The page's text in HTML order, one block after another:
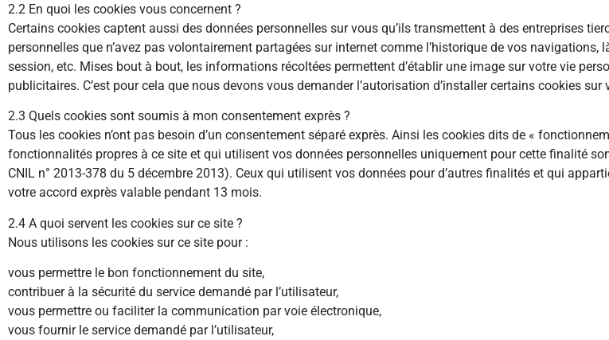
2.2 En quoi les cookies vous concernent ?
Certains cookies captent aussi des données personnelles sur vous qu’ils transmettent à des entreprises
personnelles que n’avez pas volontairement partagées sur internet comme l’historique de vos
session, etc. Mises bout à bout, les informations récoltées permettent d’établir une image sur votre vie
publicitaires. C’est pour cela que nous devons vous demander l’autorisation d’installer certains cookies sur
2.3 Quels cookies sont soumis à mon consentement exprès ?
Tous les cookies n’ont pas besoin d’un consentement séparé exprès. Ainsi les cookies dits de «
fonctionnalités propres à ce site et qui utilisent vos données personnelles uniquement pour cette finalité
CNIL n° 2013-378 du 5 décembre 2013). Ceux qui utilisent vos données pour d’autres finalités et qui
votre accord exprès valable pendant 13 mois.
2.4 A quoi servent les cookies sur ce site ?
Nous utilisons les cookies sur ce site pour :
vous permettre le bon fonctionnement du site,
contribuer à la sécurité du service demandé par l’utilisateur,
vous permettre ou faciliter la communication par voie électronique,
vous fournir le service demandé par l’utilisateur,